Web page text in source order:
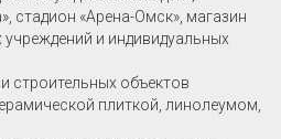
стадион «Арена-Омск», магазин
учреждений и индивидуальных
строительных объектов
плиткой, линолеумом,